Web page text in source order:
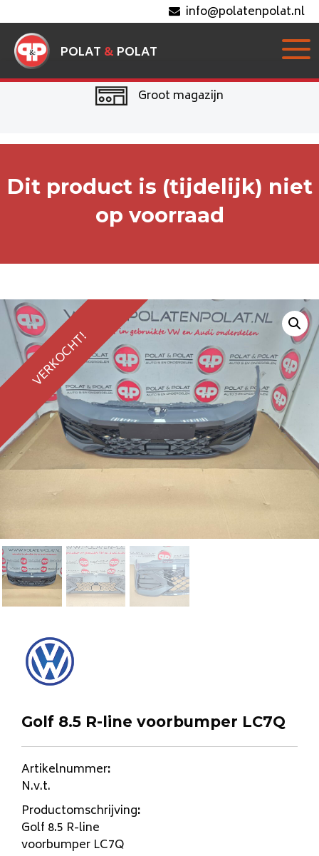
info@polatenpolat.nl
POLAT & POLAT
Groot magazijn
Dit product is (tijdelijk) niet
op voorraad
VERKOCHT!
Golf 8.5 R-line voorbumper LC7Q
Artikelnummer:
N.v.t.
Productomschrijving:
Golf 8.5 R-line
voorbumper LC7Q